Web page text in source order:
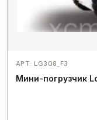
АРТ: LG308_F3
Мини-погрузчик